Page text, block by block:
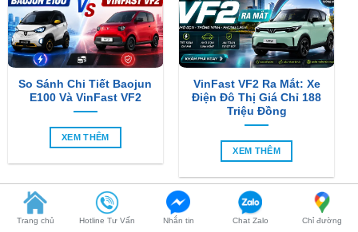
So Sánh Chi Tiết Baojun
E100 Và VinFast VF2
XEM THÊM
VinFast VF2 Ra Mắt: Xe
Điện Đô Thị Giá Chỉ 188
Triệu Đồng
XEM THÊM
SẢN PHẨM MỚI
-6%
Trang chủ Hotline Tư Vấn Nhắn tin Chat Zalo Chỉ đường